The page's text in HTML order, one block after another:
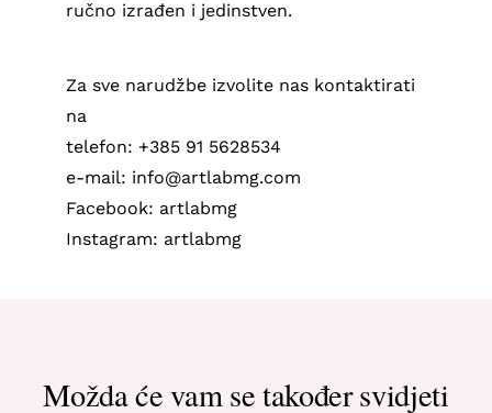
ručno izrađen i jedinstven.
Za sve narudžbe izvolite nas kontaktirati
na
telefon: +385 91 5628534
e-mail: info@artlabmg.com
Facebook: artlabmg
Instagram: artlabmg
Možda će vam se također svidjeti